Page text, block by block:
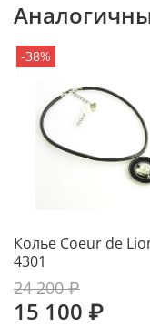
-38%
Колье Coeur de
4301
24 200 ₽
15 100 ₽